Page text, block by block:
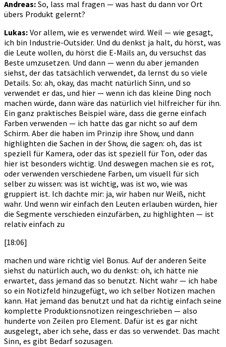
Andreas: So, lass mal fragen — was hast du dann vor Ort
übers Produkt gelernt?
Lukas: Vor allem, wie es verwendet wird. Weil — wie gesagt,
ich bin Industrie-Outsider. Und du denkst ja halt, du hörst, was
die Leute wollen, du hörst die E-Mails an, du versuchst das
Beste umzusetzen. Und dann — wenn du aber jemanden
siehst, der das tatsächlich verwendet, da lernst du so viele
Details. So: ah, okay, das macht natürlich Sinn, und so
verwendet er das, und hier — wenn ich das kleine Ding noch
machen würde, dann wäre das natürlich viel hilfreicher für ihn.
Ein ganz praktisches Beispiel wäre, dass die gerne einfach
Farben verwenden — ich hatte das gar nicht so auf dem
Schirm. Aber die haben im Prinzip ihre Show, und dann
highlighten die Sachen in der Show, die sagen: oh, das ist
speziell für Kamera, oder das ist speziell für Ton, oder das
hier ist besonders wichtig. Und deswegen machen sie es rot,
oder verwenden verschiedene Farben, um visuell für sich
selber zu wissen: was ist wichtig, was ist wo, wie was
gruppiert ist. Ich dachte mir: ja, wir haben nur Weiß, nicht
wahr. Und wenn wir einfach den Leuten erlauben würden, hier
die Segmente verschieden einzufärben, zu highlighten — ist
relativ einfach zu
[18:06]
machen und wäre richtig viel Bonus. Auf der anderen Seite
siehst du natürlich auch, wo du denkst: oh, ich hätte nie
erwartet, dass jemand das so benutzt. Nicht wahr — ich habe
so ein Notizfeld hinzugefügt, wo ich selber Notizen machen
kann. Hat jemand das benutzt und hat da richtig einfach seine
komplette Produktionsnotizen reingeschrieben — also
hunderte von Zeilen pro Element. Dafür ist es gar nicht
ausgelegt, aber ich sehe, dass er das so verwendet. Das macht
Sinn, es gibt Bedarf sozusagen.